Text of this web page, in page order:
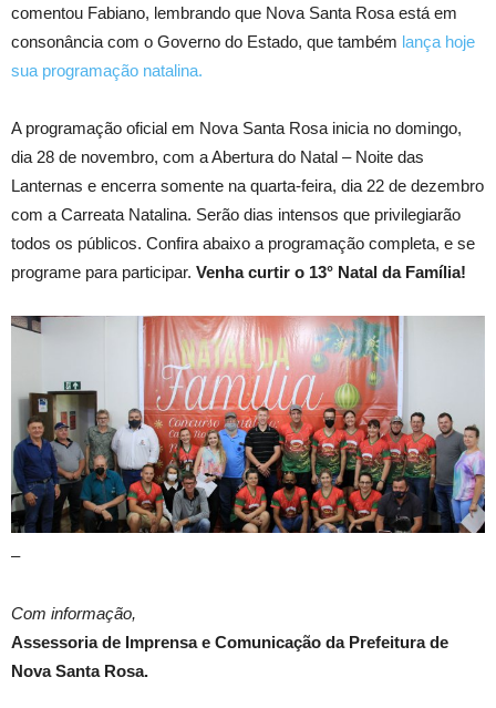
comentou Fabiano, lembrando que Nova Santa Rosa está em
consonância com o Governo do Estado, que também lança hoje
sua programação natalina.
A programação oficial em Nova Santa Rosa inicia no domingo,
dia 28 de novembro, com a Abertura do Natal – Noite das
Lanternas e encerra somente na quarta-feira, dia 22 de dezembro
com a Carreata Natalina. Serão dias intensos que privilegiarão
todos os públicos. Confira abaixo a programação completa, e se
programe para participar. Venha curtir o 13° Natal da Família!
–
Com informação,
Assessoria de Imprensa e Comunicação da Prefeitura de
Nova Santa Rosa.